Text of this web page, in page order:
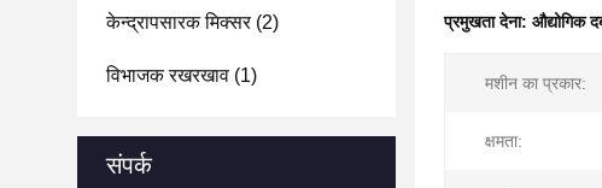
केन्द्रापसारक मिक्सर(2)
विभाजक रखरखाव (1)
संपर्क
प्रमुखता देना: औद्योगिक
मशीन का प्रकार:
क्षमता: